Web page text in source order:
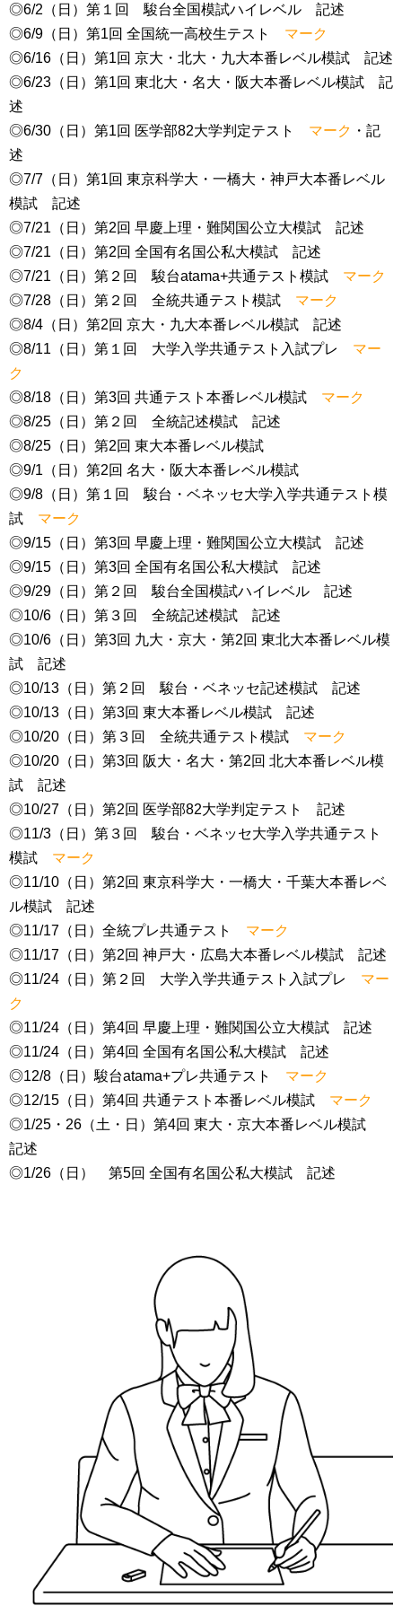
◎6/2（日）第１回 駿台全国模試ハイレベル 記述
◎6/9（日）第1回 全国統一高校生テスト マーク
◎6/16（日）第1回 京大・北大・九大本番レベル模試 記述
◎6/23（日）第1回 東北大・名大・阪大本番レベル模試 記
述
◎6/30（日）第1回 医学部82大学判定テスト マーク ・記
述
◎7/7（日）第1回 東京科学大・一橋大・神戸大本番レベル
模試 記述
◎7/21（日）第2回 早慶上理・難関国公立大模試 記述
◎7/21（日）第2回 全国有名国公私大模試 記述
◎7/21（日）第２回 駿台atama+共通テスト模試 マーク
◎7/28（日）第２回 全統共通テスト模試 マーク
◎8/4（日）第2回 京大・九大本番レベル模試 記述
◎8/11（日）第１回 大学入学共通テスト入試プレ マー
ク
◎8/18（日）第3回 共通テスト本番レベル模試 マーク
◎8/25（日）第２回 全統記述模試 記述
◎8/25（日）第2回 東大本番レベル模試
◎9/1（日）第2回 名大・阪大本番レベル模試
◎9/8（日）第１回 駿台・ベネッセ大学入学共通テスト模
試 マーク
◎9/15（日）第3回 早慶上理・難関国公立大模試 記述
◎9/15（日）第3回 全国有名国公私大模試 記述
◎9/29（日）第２回 駿台全国模試ハイレベル 記述
◎10/6（日）第３回 全統記述模試 記述
◎10/6（日）第3回 九大・京大・第2回 東北大本番レベル模
試 記述
◎10/13（日）第２回 駿台・ベネッセ記述模試 記述
◎10/13（日）第3回 東大本番レベル模試 記述
◎10/20（日）第３回 全統共通テスト模試 マーク
◎10/20（日）第3回 阪大・名大・第2回 北大本番レベル模
試 記述
◎10/27（日）第2回 医学部82大学判定テスト 記述
◎11/3（日）第３回 駿台・ベネッセ大学入学共通テスト
模試 マーク
◎11/10（日）第2回 東京科学大・一橋大・千葉大本番レベ
ル模試 記述
◎11/17（日）全統プレ共通テスト マーク
◎11/17（日）第2回 神戸大・広島大本番レベル模試 記述
◎11/24（日）第２回 大学入学共通テスト入試プレ マー
ク
◎11/24（日）第4回 早慶上理・難関国公立大模試 記述
◎11/24（日）第4回 全国有名国公私大模試 記述
◎12/8（日）駿台atama+プレ共通テスト マーク
◎12/15（日）第4回 共通テスト本番レベル模試 マーク
◎1/25・26（土・日）第4回 東大・京大本番レベル模試
記述
◎1/26（日） 第5回 全国有名国公私大模試 記述